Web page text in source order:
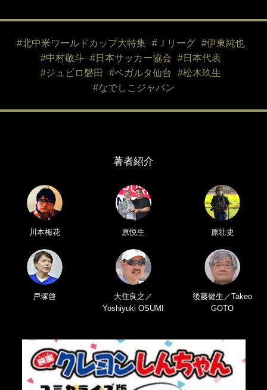
#北中米ワールドカップ大特集 #Ｊリーグ
#伊東純也
#中村敬斗
#日本サッカー協会
#日本代表
#ジュビロ磐田
#ベガルタ仙台
#松木玖生
#なでしこジャパン
著者紹介
川本梅花 原悦生 原壮史
戸塚啓
大住良之／
Yoshiyuki OSUMI
後藤健生／Takeo
GOTO